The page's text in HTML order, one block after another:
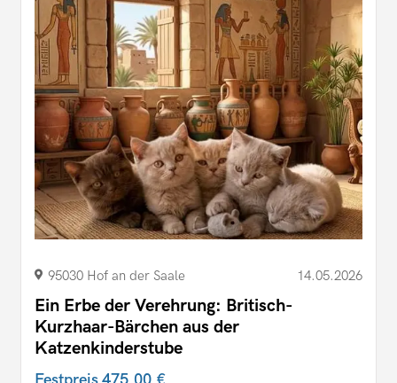
95030 Hof an der Saale 14.05.2026
Ein Erbe der Verehrung: Britisch-
Kurzhaar-Bärchen aus der
Katzenkinderstube